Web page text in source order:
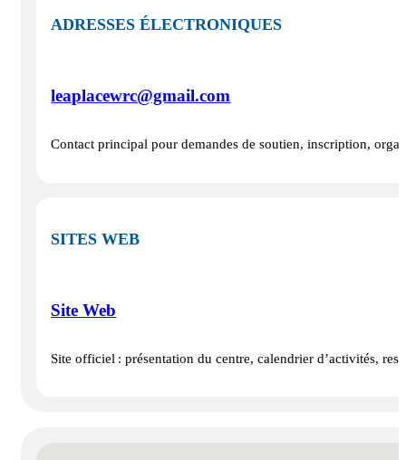
ADRESSES ÉLECTRONIQUES
leaplacewrc@gmail.com
Contact principal pour demandes de soutien, inscription,
SITES WEB
Site Web
Site officiel : présentation du centre, calendrier d’activités,